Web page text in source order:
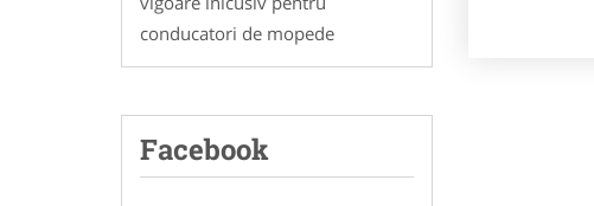
conducatori de mopede
Facebook